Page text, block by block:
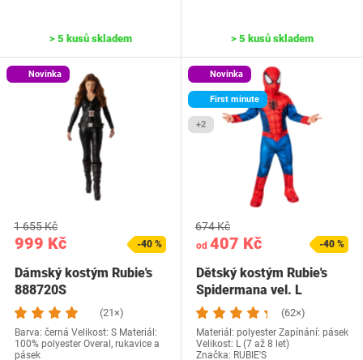
> 5 kusů skladem > 5 kusů skladem
Novinka
999 Kč
1 655 Kč
-40 %
Dámský kostým Rubie's
888720S
(21×)
Barva: černá Velikost: S Materiál:
100% polyester Overal, rukavice a
pásek
Novinka
First minute
+2
od 407 Kč
674 Kč
-40 %
Dětský kostým Rubie's
Spidermana vel. L
(62×)
Materiál: polyester Zapínání: pásek
Velikost: L (7 až 8 let)
Značka: RUBIE'S